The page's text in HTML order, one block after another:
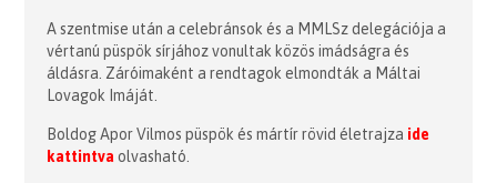
A szentmise után a celebránsok és a MMLSz delegációja a
vértanú püspök sírjához vonultak közös imádságra és
áldásra. Záróimaként a rendtagok elmondták a Máltai
Lovagok Imáját.
Boldog Apor Vilmos püspök és mártír rövid életrajza ide
kattintva olvasható.